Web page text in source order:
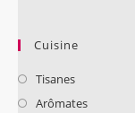
Cuisine
Tisanes
Arômates